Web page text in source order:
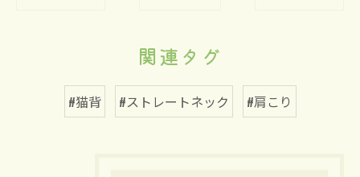
関連タグ
#猫背 #ストレートネック #肩こり